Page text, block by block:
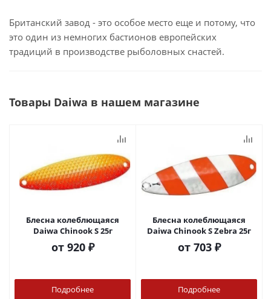
Британский завод - это особое место еще и потому, что
это один из немногих бастионов европейских
традиций в производстве рыболовных снастей.
Товары Daiwa в нашем магазине
Блесна колеблющаяся
Daiwa Chinook S 25г
от 920 ₽
Подробнее
Блесна колеблющаяся
Daiwa Chinook S Zebra 25г
от 703 ₽
Подробнее